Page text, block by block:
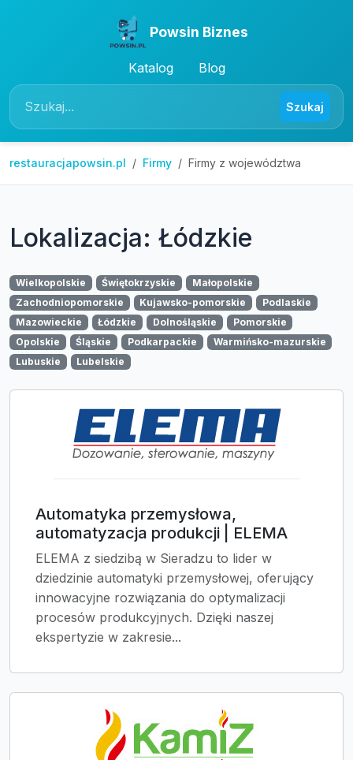
Powsin Biznes
Katalog Blog
Szukaj
restauracjapowsin.pl Firmy Firmy z województwa
Lokalizacja: Łódzkie
Wielkopolskie Świętokrzyskie
Małopolskie
Zachodniopomorskie
Kujawsko-pomorskie
Podlaskie
Mazowieckie
Łódzkie Dolnośląskie
Pomorskie
Opolskie
Śląskie Podkarpackie
Warmińsko-mazurskie
Lubuskie
Lubelskie
Automatyka przemysłowa,
automatyzacja produkcji | ELEMA
ELEMA z siedzibą w Sieradzu to lider w
dziedzinie automatyki przemysłowej, oferujący
innowacyjne rozwiązania do optymalizacji
procesów produkcyjnych. Dzięki naszej
ekspertyzie w zakresie...